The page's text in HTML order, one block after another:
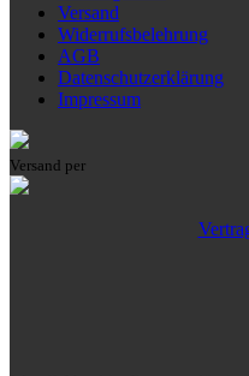
Versand
Widerrufsbelehrung
AGB
Datenschutzerklärung
Impressum
Versand per